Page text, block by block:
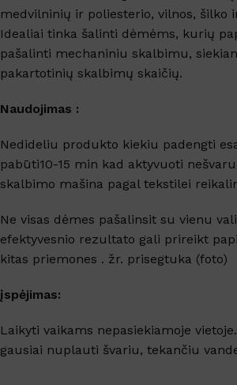
medvilninių ir poliesterio, vilnos, šilko
Idealiai tinka šalinti dėmėms, kurių
pašalinti mechaniniu skalbimu,
pakartotinių skalbimų skaičių.
Naudojimas :
Nedideliu produkto kiekiu padengti
pabūti10-15 min kad aktyvuoti
skalbimo mašina pagal tekstilei
Ne visas dėmes pašalinsit su vienu
efektyvesnio rezultato gali prireikt
kitas priemones . žr. prisegtuka (foto)
įspėjimas:
Laikyti vaikams nepasiekiamoje
gausiai nuplauti švariu, tekančiu